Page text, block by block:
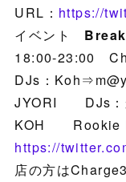
URL： https://
イベント
18:00-23:00
DJs：Koh⇒m@y
JYORI DJs：か
KOH Rookie
https://
店の方は